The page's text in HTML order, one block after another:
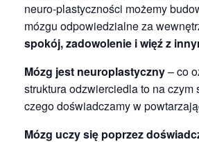
neuro-plastyczności możemy
mózgu odpowiedzialne za
spokój, zadowolenie i więź z
Mózg jest neuroplastyczny– co
struktura odzwierciedla to na czym
czego doświadczamy w
Mózg uczy się poprzez